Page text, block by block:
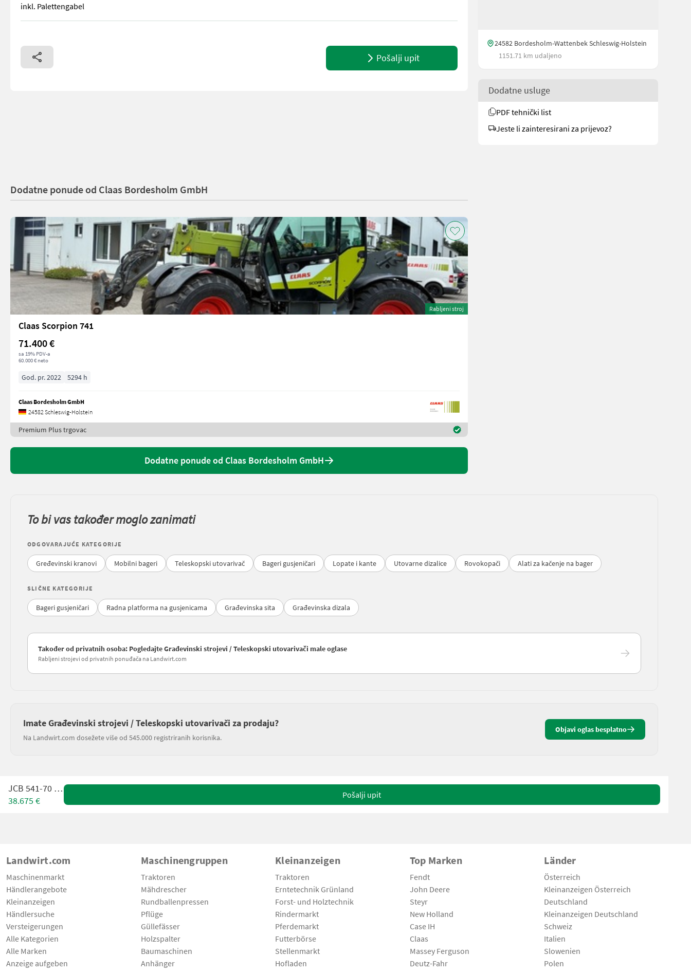
inkl. Palettengabel
inkl. Schaufel inkl. Palettengabel
Pošalji upit
24582 Bordesholm-Wattenbek Schleswig-Holstein
1151.71 km udaljeno
Dodatne usluge
PDF tehnički list
Jeste li zainteresirani za prijevoz?
Dodatne ponude od Claas Bordesholm GmbH
Rabljeni stroj
Claas Scorpion 741
71.400 €
sa 19% PDV-a
60.000 € neto
God. pr. 2022 5294 h
Claas Bordesholm GmbH
24582 Schleswig-Holstein
Premium Plus trgovac
Dodatne ponude od Claas Bordesholm GmbH
To bi vas također moglo zanimati
ODGOVARAJUĆE KATEGORIJE
Gređevinski kranovi Mobilni bageri Teleskopski utovarivač Bageri gusjeničari Lopate i kante Utovarne dizalice Rovokopači Alati za kačenje na bager
SLIČNE KATEGORIJE
Bageri gusjeničari Radna platforma na gusjenicama Građevinska sita Građevinska dizala
Također od privatnih osoba: Pogledajte Građevinski strojevi / Teleskopski utovarivači male oglase
Rabljeni strojevi od privatnih ponuđača na Landwirt.com
Imate Građevinski strojevi / Teleskopski utovarivači za prodaju?
Na Landwirt.com dosežete više od 545.000 registriranih korisnika.
Objavi oglas besplatno
JCB 541-70 Agri
38.675 €
Pošalji upit
Landwirt.com
Maschinenmarkt
Händlerangebote
Kleinanzeigen
Händlersuche
Versteigerungen
Alle Kategorien
Alle Marken
Anzeige aufgeben
Maschinengruppen
Traktoren
Mähdrescher
Rundballenpressen
Pflüge
Güllefässer
Holzspalter
Baumaschinen
Anhänger
Kleinanzeigen
Traktoren
Erntetechnik Grünland
Forst- und Holztechnik
Rindermarkt
Pferdemarkt
Futterbörse
Stellenmarkt
Hofladen
Top Marken
Fendt
John Deere
Steyr
New Holland
Case IH
Claas
Massey Ferguson
Deutz-Fahr
Länder
Österreich
Kleinanzeigen Österreich
Deutschland
Kleinanzeigen Deutschland
Schweiz
Italien
Slowenien
Polen